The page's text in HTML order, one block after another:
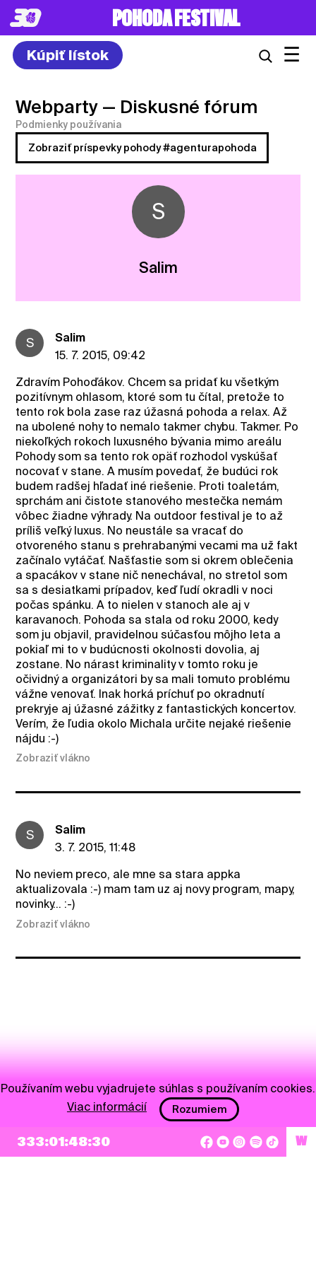
POHODA FESTIVAL
Kúpiť lístok ☰
Webparty — Diskusné fórum
Podmienky používania
Zobraziť príspevky pohody #agenturapohoda
S
Salim
S
Salim
15. 7. 2015, 09:42
Zdravím Pohoďákov. Chcem sa pridať ku všetkým
pozitívnym ohlasom, ktoré som tu čítal, pretože to
tento rok bola zase raz úžasná pohoda a relax. Až
na ubolené nohy to nemalo takmer chybu. Takmer. Po
niekoľkých rokoch luxusného bývania mimo areálu
Pohody som sa tento rok opäť rozhodol vyskúšať
nocovať v stane. A musím povedať, že budúci rok
budem radšej hľadať iné riešenie. Proti toaletám,
sprchám ani čistote stanového mestečka nemám
vôbec žiadne výhrady. Na outdoor festival je to až
príliš veľký luxus. No neustále sa vracať do
otvoreného stanu s prehrabanými vecami ma už fakt
začínalo vytáčať. Našťastie som si okrem oblečenia
a spacákov v stane nič nenechával, no stretol som
sa s desiatkami prípadov, keď ľudí okradli v noci
počas spánku. A to nielen v stanoch ale aj v
karavanoch. Pohoda sa stala od roku 2000, kedy
som ju objavil, pravidelnou súčasťou môjho leta a
pokiaľ mi to v budúcnosti okolnosti dovolia, aj
zostane. No nárast kriminality v tomto roku je
očividný a organizátori by sa mali tomuto problému
vážne venovať. Inak horká príchuť po okradnutí
prekryje aj úžasné zážitky z fantastických koncertov.
Verím, že ľudia okolo Michala určite nejaké riešenie
nájdu :-)
Zobraziť vlákno
S
Salim
3. 7. 2015, 11:48
No neviem preco, ale mne sa stara appka
aktualizovala :-) mam tam uz aj novy program, mapy,
novinky... :-)
Zobraziť vlákno
333:01:48:30 W
Používaním webu vyjadrujete súhlas s používaním cookies.
Viac informácií
Rozumiem